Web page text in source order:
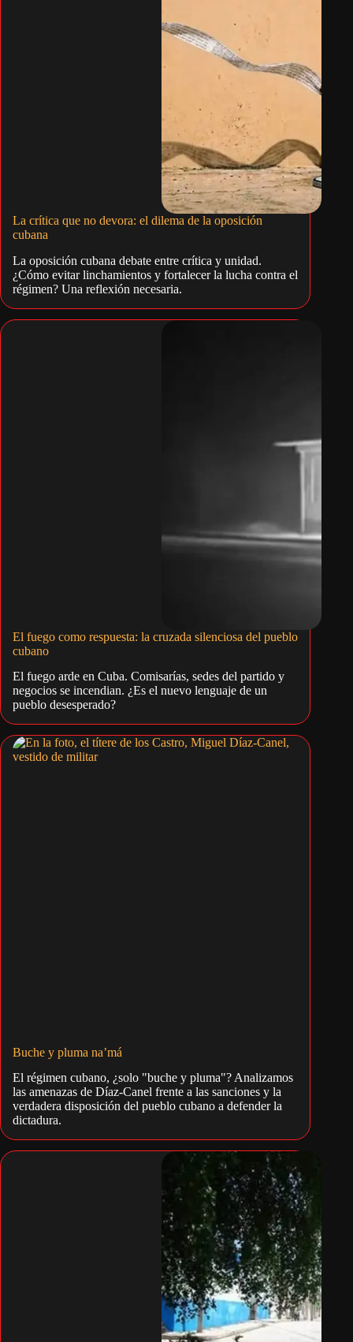
La crítica que no devora: el dilema de la oposición
cubana
La oposición cubana debate entre crítica y unidad.
¿Cómo evitar linchamientos y fortalecer la lucha contra el
régimen? Una reflexión necesaria.
El fuego como respuesta: la cruzada silenciosa del pueblo
cubano
El fuego arde en Cuba. Comisarías, sedes del partido y
negocios se incendian. ¿Es el nuevo lenguaje de un
pueblo desesperado?
Buche y pluma na’má
El régimen cubano, ¿solo "buche y pluma"? Analizamos
las amenazas de Díaz-Canel frente a las sanciones y la
verdadera disposición del pueblo cubano a defender la
dictadura.